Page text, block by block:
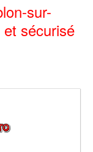
sur-
sécurisé